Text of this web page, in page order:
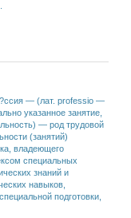
— (лат. professio —
указанное занятие,
— род трудовой
(занятий)
владеющего
специальных
знаний и
навыков,
подготовки,